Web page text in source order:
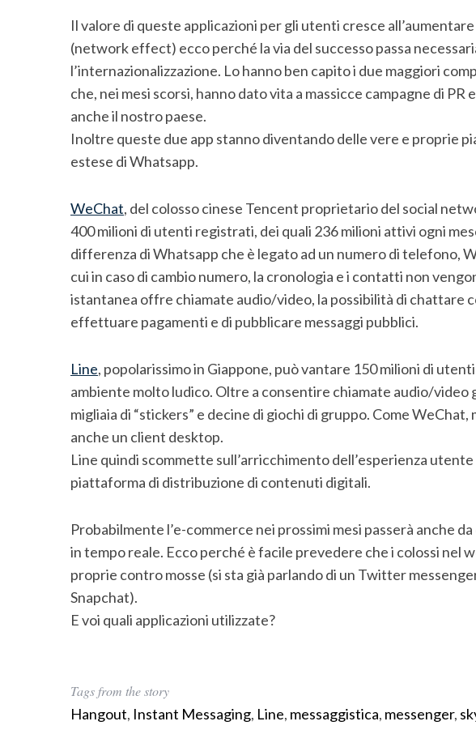
Il valore di queste applicazioni per gli utenti cresce
(network effect) ecco perché la via del successo passa
l’internazionalizzazione. Lo hanno ben capito i due maggiori
che, nei mesi scorsi, hanno dato vita a massicce campagne di
anche il nostro paese.
Inoltre queste due app stanno diventando delle vere e proprie
estese di Whatsapp.
WeChat, del colosso cinese Tencent proprietario del social
400 milioni di utenti registrati, dei quali 236 milioni attivi ogni
differenza di Whatsapp che è legato ad un numero di telefono,
cui in caso di cambio numero, la cronologia e i contatti non
istantanea offre chiamate audio/video, la possibilità di chattare
effettuare pagamenti e di pubblicare messaggi pubblici.
Line, popolarissimo in Giappone, può vantare 150 milioni di
ambiente molto ludico. Oltre a consentire chiamate audio/video
migliaia di “stickers” e decine di giochi di gruppo. Come
anche un client desktop.
Line quindi scommette sull’arricchimento dell’esperienza
piattaforma di distribuzione di contenuti digitali.
Probabilmente l’e-commerce nei prossimi mesi passerà anche
in tempo reale. Ecco perché è facile prevedere che i colossi nel
proprie contro mosse (si sta già parlando di un Twitter
Snapchat).
E voi quali applicazioni utilizzate?
Tags from the story
Hangout, Instant Messaging, Line, messaggistica, messenger,